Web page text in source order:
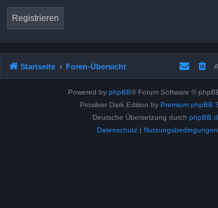
Registrieren
Startseite Foren-Übersicht
Powered by phpBB® Forum Software ©
Prosilver Dark Edition by Premium phpBB
Deutsche Übersetzung durch
Datenschutz| Nutzungsbedingungen